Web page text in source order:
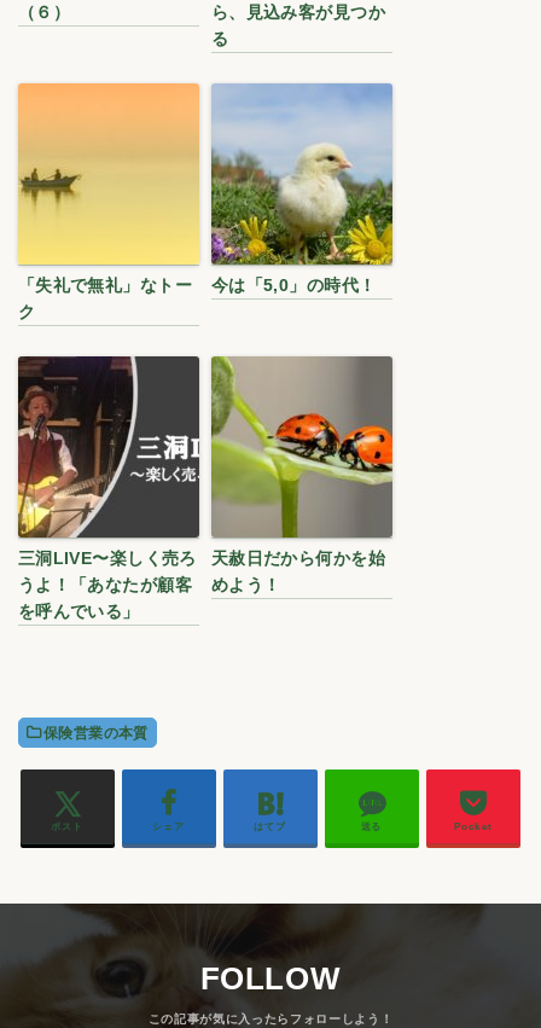
（６）
ら、見込み客が見つか
る
「失礼で無礼」なトー
ク
今は「5,0」の時代！
三洞LIVE〜楽しく売ろ
うよ！「あなたが顧客
を呼んでいる」
天赦日だから何かを始
めよう！
保険営業の本質
ポスト シェア はてブ 送る Pocket
FOLLOW